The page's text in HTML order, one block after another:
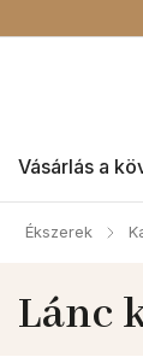
Vásárlás a
Ékszerek /
Lánc